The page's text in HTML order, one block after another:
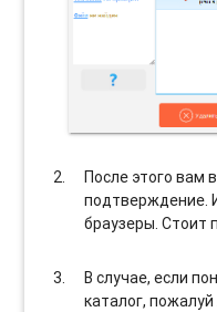
После этого вам
подтверждение.
браузеры. Стоит
В случае, если
каталог,